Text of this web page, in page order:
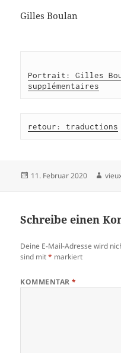
Gilles Boulan
Portrait: Gilles
supplémentaires
retour: traductions
Veröffentlicht
11. Februar 2020
Schreibe einen
Deine E-Mail-Adresse wird
sind mit* markiert
KOMMENTAR*